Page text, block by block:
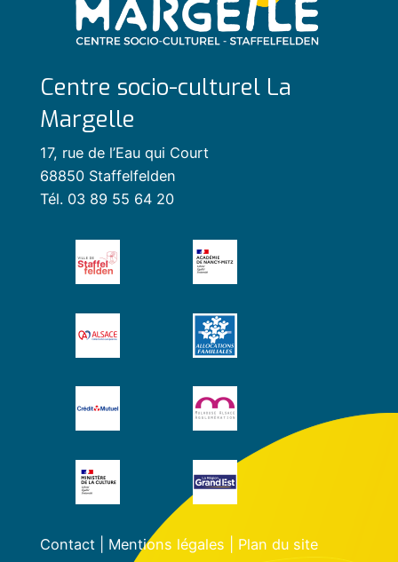
Centre socio-culturel La
Margelle
17, rue de l’Eau qui Court
68850 Staffelfelden
Tél. 03 89 55 64 20
Contact| Mentions légales Plan du site